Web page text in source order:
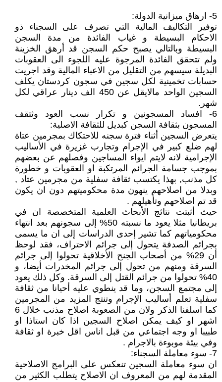
5- ارهاق ميزانية الدولة:
توفير التكاليف المالية التي تصرف على السجناء ذو
الاحكام البسيطة و غياب الفائدة من مدة السجن
البسيطة وبالتالي يصبح حكم السجن قد أرهق الخزينة
ولم تتحقق الفائدة المرجوة عليه اللجوء الى العقوبات
البديلة سيسهم من التقليل من الاعباء المالية وقد اجريت
حسابات تخمينية لكل سجين في سجون كردستان يكلف
السجين الواحد مالايقل عن 450 الف دينار عراقي لكل
شهر.
6- افساد المسجونين و تكرار نسب العود وثتقف
المسجون بثقافة السجن كبديل للثقافة الاصلية:
يتعرض السجين أثناء فترة سجنه للاحتكاك بمجرمين عتاة
لهم ضلع كبير في الإجرام وتجارب غزيرة في الأساليب
الإجرامية لانه لايتم ايواء المساجين وفصلهم عن بعضهم
بموجب جسامة الجرائم المرتكبة او العقوبات و خطورة
كل مذنب, بهذا يكتسب ثقافة سفلية من مجرمين عتاد ,
وبدلا من اصلاحهم ينهون مدة محكوميتهم دون ان يكون
قد تم اصلاحهم وتأهيلهم .
حيث أثبتت نتائج الأبحاث العلمية المتخصصة ان في
بريطانيا مثلا يعود ما نسبته 50% إلى سجونهم بعد انتهاء
محكومياتهم كما تشير إحدى الدراسات إلى ان ما يسمى
بجرائم الصدفة يتحول إلى جرائم الاحتراف، فقد لوحظ
أن 29% من أصحاب الجنح الأخلاقية تحولوا إلى جرائم
السرقة ومنهم من تحول إلى جرائم المخدرات أيضا، و
40% تحولوا من جرائم القتل إلى السرقة. وكل ذلك يعود
إلى مجتمع السجن، وما قد ينطوي عليه أحيانا من ثقافة
سفلية تعلم أساليب الإجرام وتنتج المزيد من المجرمين
كما اسلفنا الذكر ولان من الصعوبة اصلاح مذنب خلال 6
اشهر او كيف يمكن اصلاح السجين اذا كان استاذا او
طبيبا او وجه اجتماعي من قبل اناس اقل خبرة او ثقافة
وفي بيئة موبوءة بالاجرام .
7- سوء معاملة السجناء:
ان سوء معاملة السجين تنعكس على البرامج الاصلاحية
المقدمة لهم من المعروف ان الاصلاح يتطلب الكثير من